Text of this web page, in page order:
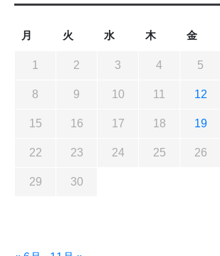
月 火 水 木 金
1 2 3 4 5
8 9 10 11 12
15 16 17 18 19
22 23 24 25 26
29 30